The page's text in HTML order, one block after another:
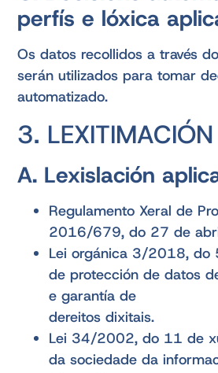
perfís e lóxica
Os datos recollidos a través
serán utilizados para tomar
automatizado.
3. LEXITIMACIÓN
A. Lexislación
Regulamento Xeral de
2016/679, do 27 de
Lei orgánica 3/2018, do
de protección de datos
e garantía de
dereitos dixitais.
Lei 34/2002, do 11 de
da sociedade da